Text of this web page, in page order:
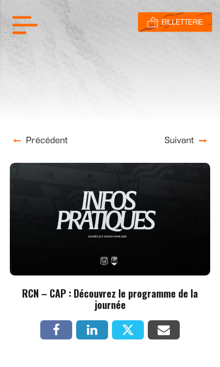
Précédent Suivant
RCN – CAP : Découvrez le programme de la
journée
BILLETTERIE